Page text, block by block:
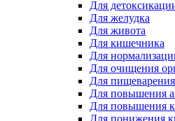
Для
Для желудка
Для живота
Для кишечника
Для
Для очищения
Для пищеварения
Для повышения
Для повышения
Для понижения